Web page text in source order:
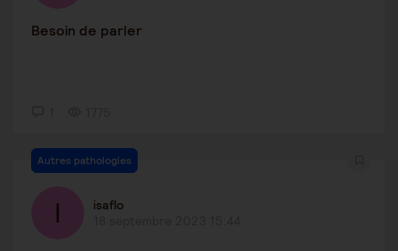
Besoin de parler
Autres pathologies
isaflo